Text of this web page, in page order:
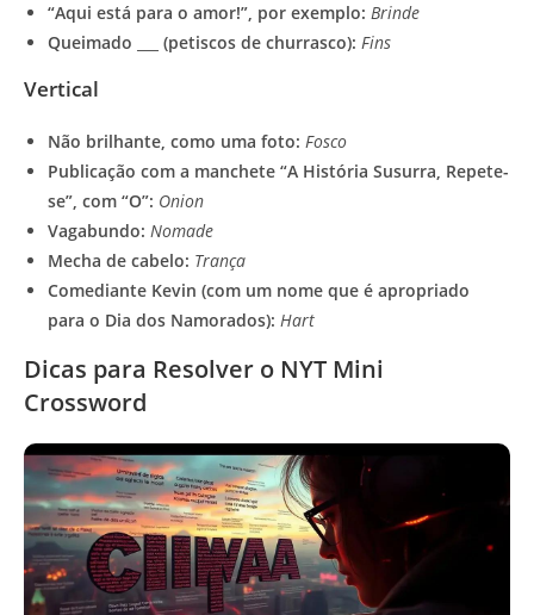
“Aqui está para o amor!”, por exemplo: Brinde
Queimado ___ (petiscos de churrasco): Fins
Vertical
Não brilhante, como uma foto: Fosco
Publicação com a manchete “A História Susurra, Repete-
se”, com “O”: Onion
Vagabundo: Nomade
Mecha de cabelo: Trança
Comediante Kevin (com um nome que é apropriado
para o Dia dos Namorados): Hart
Dicas para Resolver o NYT Mini
Crossword